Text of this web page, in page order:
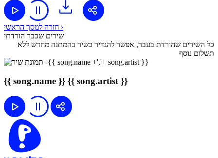
חזרה למסך הראשי ›
שירים שכבר הורדתי
כל השירים שהורדת בעבר, אפשר להגדיר כשיר בהמתנה מחדש ללא
תשלום נוסף
{{ song.name }} {{ song.artist }}